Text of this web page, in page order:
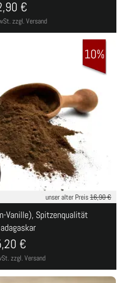
zzgl. Versand
€
unser alter Preis16,90 €
Vanille), Spitzenqualität
zzgl. Versand
€
10%